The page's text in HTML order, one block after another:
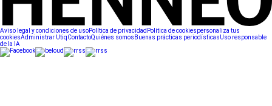
Aviso legal y condiciones de usoPolítica de privacidad Política de cookiespersonaliza tus
cookiesAdministrar UtiqContactoQuiénes somos Buenas prácticas periodísticasUso responsable
de la IA